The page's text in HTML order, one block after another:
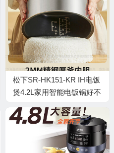
松下SR-HK151-KR IH电饭
煲4.2L家用智能电饭锅好不
调）
🎁